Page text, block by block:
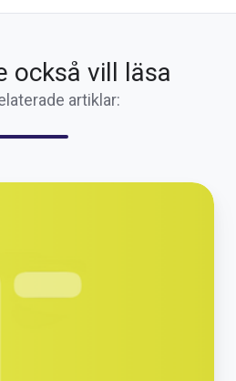
också vill läsa
artiklar: